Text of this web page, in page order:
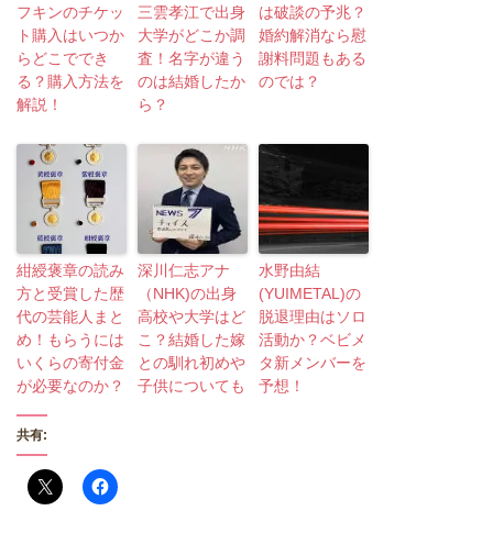
フキンのチケッ
ト購入はいつか
らどこででき
る？購入方法を
解説！
三雲孝江で出身
大学がどこか調
査！名字が違う
のは結婚したか
ら？
は破談の予兆？
婚約解消なら慰
謝料問題もある
のでは？
紺綬褒章の読み
方と受賞した歴
代の芸能人まと
め！もらうには
いくらの寄付金
が必要なのか？
深川仁志アナ
（NHK)の出身
高校や大学はど
こ？結婚した嫁
との馴れ初めや
子供についても
水野由結
(YUIMETAL)の
脱退理由はソロ
活動か？ベビメ
タ新メンバーを
予想！
共有: